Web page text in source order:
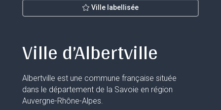
Ville labellisée
Ville d’Albertville
Albertville est une commune française située
dans le département de la Savoie en région
Auvergne-Rhône-Alpes.